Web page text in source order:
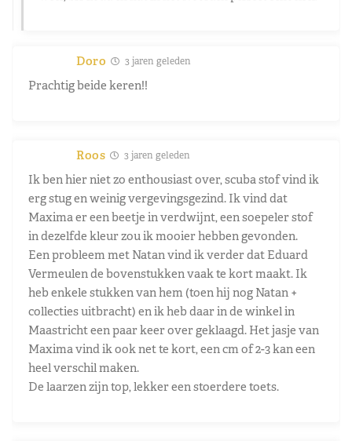
Doro 3 jaren geleden
Prachtig beide keren!!
Roos 3 jaren geleden
Ik ben hier niet zo enthousiast over, scuba stof vind ik
erg stug en weinig vergevingsgezind. Ik vind dat
Maxima er een beetje in verdwijnt, een soepeler stof
in dezelfde kleur zou ik mooier hebben gevonden.
Een probleem met Natan vind ik verder dat Eduard
Vermeulen de bovenstukken vaak te kort maakt. Ik
heb enkele stukken van hem (toen hij nog Natan +
collecties uitbracht) en ik heb daar in de winkel in
Maastricht een paar keer over geklaagd. Het jasje van
Maxima vind ik ook net te kort, een cm of 2-3 kan een
heel verschil maken.
De laarzen zijn top, lekker een stoerdere toets.